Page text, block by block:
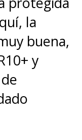
lo
debe
sea su
la
buena,
y